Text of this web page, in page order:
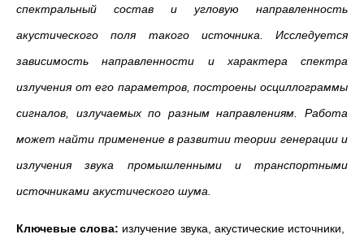
спектральный состав и угловую направленность
акустического поля такого источника. Исследуется
зависимость направленности и характера спектра
излучения от его параметров, построены осциллограммы
сигналов, излучаемых по разным направлениям. Работа
может найти применение в развитии теории генерации и
излучения звука промышленными и транспортными
источниками акустического шума.
Ключевые слова: излучение звука, акустические источники,